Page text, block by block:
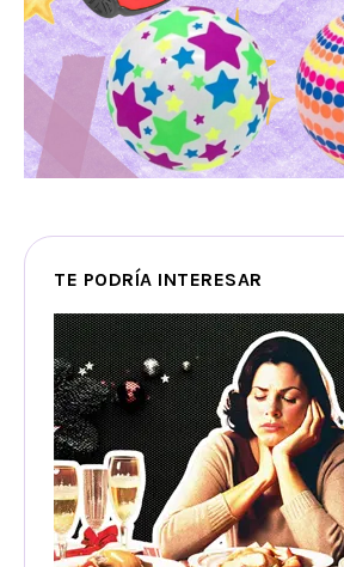
TE PODRÍA INTERESAR